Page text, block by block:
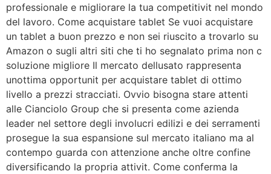
professionale e migliorare la tua competitivit nel mondo
del lavoro. Come acquistare tablet Se vuoi acquistare
un tablet a buon prezzo e non sei riuscito a trovarlo su
Amazon o sugli altri siti che ti ho segnalato prima non c
soluzione migliore Il mercato dellusato rappresenta
unottima opportunit per acquistare tablet di ottimo
livello a prezzi stracciati. Ovvio bisogna stare attenti
alle Cianciolo Group che si presenta come azienda
leader nel settore degli involucri edilizi e dei serramenti
prosegue la sua espansione sul mercato italiano ma al
contempo guarda con attenzione anche oltre confine
diversificando la propria attivit. Come conferma la